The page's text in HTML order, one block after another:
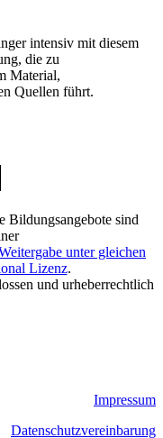
intensiv mit diesem
die zu
Material,
Quellen führt.
Bildungsangebote sind
unter gleichen
Lizenz.
und urheberrechtlich
Impressum
Datenschutzvereinbarung